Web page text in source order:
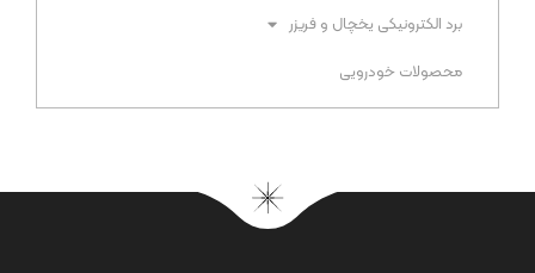
برد الکترونیکی یخچال و فریزر​
محصولات خودرویی